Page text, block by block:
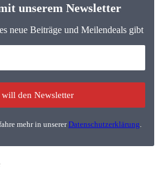
unserem Newsletter
neue Beiträge und Meilendeals gibt
mehr in unsererDatenschutzerklärung